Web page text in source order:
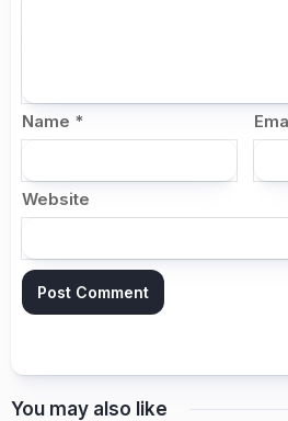
Name *
Website
You may also like